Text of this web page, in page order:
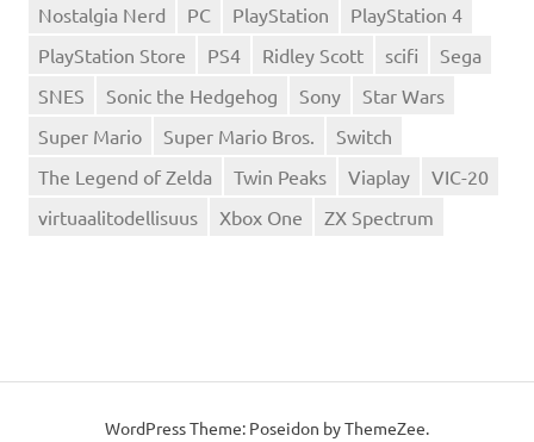
Nostalgia Nerd
PC PlayStation
PlayStation 4
PlayStation Store
PS4 Ridley Scott scifi
Sega
SNES
Sonic the Hedgehog Sony
Star Wars
Super Mario
Super Mario Bros.
Switch
The Legend of Zelda
Twin Peaks Viaplay
VIC-20
virtuaalitodellisuus
Xbox One ZX Spectrum
WordPress Theme: Poseidon byThemeZee.